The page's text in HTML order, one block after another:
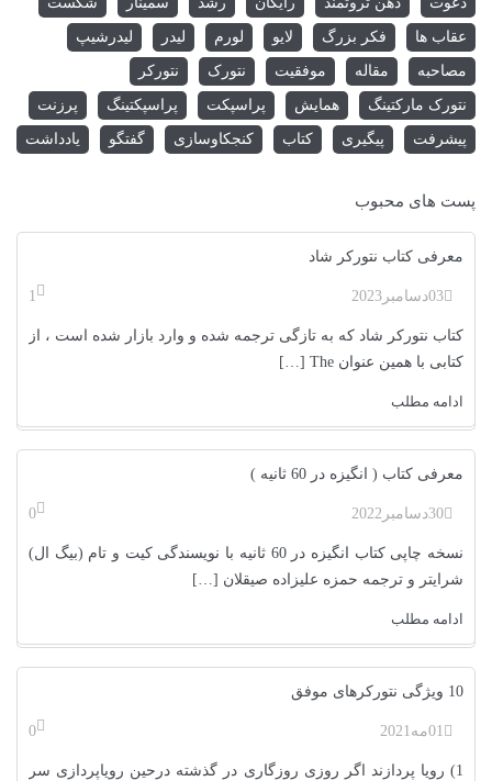
عقاب ها فکر بزرگ لایو لورم لیدر لیدرشیپ
مصاحبه مقاله موفقیت نتورک نتورکر
نتورک مارکتینگ همایش پراسپکت پراسپکتینگ پرزنت
پیشرفت پیگیری کتاب کنجکاوسازی گفتگو یادداشت
پست های محبوب
معرفی کتاب نتورکر شاد
03دسامبر 2023
1
کتاب نتورکر شاد که به تازگی ترجمه شده و وارد بازار شده است ، از
کتابی با همین عنوان The […]
ادامه مطلب
معرفی کتاب ( انگیزه در 60 ثانیه )
30دسامبر 2022
0
نسخه چاپی کتاب انگیزه در 60 ثانیه با نویسندگی کیت و تام (بیگ ال)
شرایتر و ترجمه حمزه علیزاده صیقلان […]
ادامه مطلب
10 ویژگی نتورکرهای موفق
01مه2021
0
1) رویا پردازند اگر روزی روزگاری در گذشته درحین رویاپردازی سر